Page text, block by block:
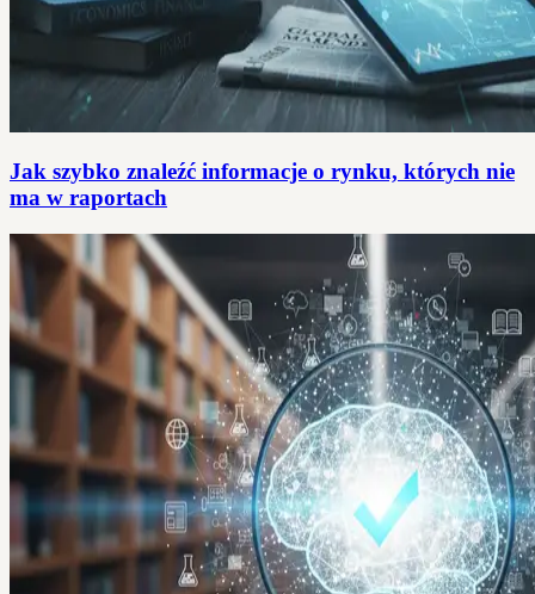
Jak szybko znaleźć informacje o rynku, których nie
ma w raportach